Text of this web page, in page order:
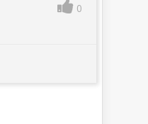
0